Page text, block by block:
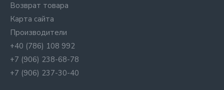
Возврат товара
Карта сайта
Производители
+40 (786) 108 992
+7 (906) 238-68-78
+7 (906) 237-30-40